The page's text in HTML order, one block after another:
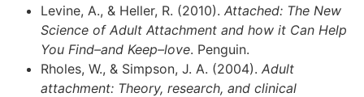
Levine, A., & Heller, R. (2010). Attached: The New
Science of Adult Attachment and how it Can Help
You Find–and Keep–love. Penguin.
Rholes, W., & Simpson, J. A. (2004). Adult
attachment: Theory, research, and clinical